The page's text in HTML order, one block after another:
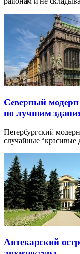
Северный
по лучшим
Петербургский
случайные
Аптекарский